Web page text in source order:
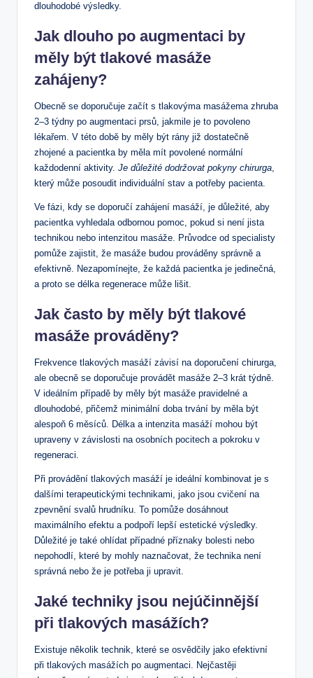
dlouhodobé výsledky.
Jak dlouho po augmentaci by
měly být tlakové masáže
zahájeny?
Obecně se doporučuje začít s tlakovýma masážema zhruba
2–3 týdny po augmentaci prsů, jakmile je to povoleno
lékařem. V této době by měly být rány již dostatečně
zhojené a pacientka by měla mít povolené normální
každodenní aktivity. Je důležité dodržovat pokyny chirurga,
který může posoudit individuální stav a potřeby pacienta.
Ve fázi, kdy se doporučí zahájení masáží, je důležité, aby
pacientka vyhledala odbornou pomoc, pokud si není jista
technikou nebo intenzitou masáže. Průvodce od specialisty
pomůže zajistit, že masáže budou prováděny správně a
efektivně. Nezapomínejte, že každá pacientka je jedinečná,
a proto se délka regenerace může lišit.
Jak často by měly být tlakové
masáže prováděny?
Frekvence tlakových masáží závisí na doporučení chirurga,
ale obecně se doporučuje provádět masáže 2–3 krát týdně.
V ideálním případě by měly být masáže pravidelné a
dlouhodobé, přičemž minimální doba trvání by měla být
alespoň 6 měsíců. Délka a intenzita masáží mohou být
upraveny v závislosti na osobních pocitech a pokroku v
regeneraci.
Při provádění tlakových masáží je ideální kombinovat je s
dalšími terapeutickými technikami, jako jsou cvičení na
zpevnění svalů hrudníku. To pomůže dosáhnout
maximálního efektu a podpoří lepší estetické výsledky.
Důležité je také ohlídat případné příznaky bolesti nebo
nepohodlí, které by mohly naznačovat, že technika není
správná nebo že je potřeba ji upravit.
Jaké techniky jsou nejúčinnější
při tlakových masážích?
Existuje několik technik, které se osvědčily jako efektivní
při tlakových masážích po augmentaci. Nejčastěji